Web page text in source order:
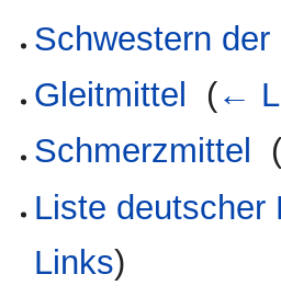
Schwestern
Gleitmittel
(←
Schmerzmittel
Liste deutscher
Links)